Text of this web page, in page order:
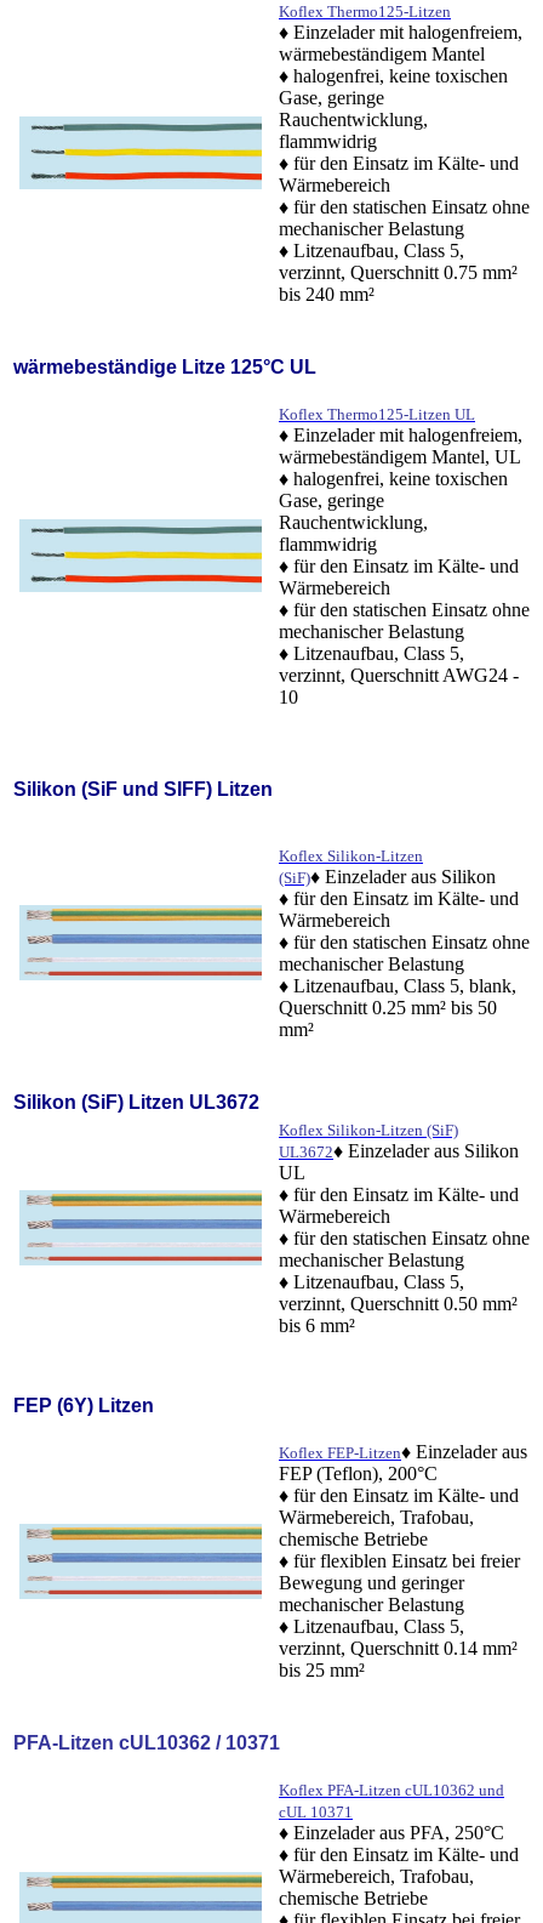
Koflex Thermo125-Litzen
♦ Einzelader mit halogenfreiem,
wärmebeständigem Mantel
♦ halogenfrei, keine toxischen
Gase, geringe
Rauchentwicklung,
flammwidrig
♦ für den Einsatz im Kälte- und
Wärmebereich
♦ für den statischen Einsatz ohne
mechanischer Belastung
♦ Litzenaufbau, Class 5,
verzinnt, Querschnitt 0.75 mm²
bis 240 mm²
wärmebeständige Litze 125°C UL
Koflex Thermo125-Litzen UL
♦ Einzelader mit halogenfreiem,
wärmebeständigem Mantel, UL
♦ halogenfrei, keine toxischen
Gase, geringe
Rauchentwicklung,
flammwidrig
♦ für den Einsatz im Kälte- und
Wärmebereich
♦ für den statischen Einsatz ohne
mechanischer Belastung
♦ Litzenaufbau, Class 5,
verzinnt, Querschnitt AWG24 -
10
Silikon (SiF und SIFF) Litzen
Koflex Silikon-Litzen
(SiF)♦ Einzelader aus Silikon
♦ für den Einsatz im Kälte- und
Wärmebereich
♦ für den statischen Einsatz ohne
mechanischer Belastung
♦ Litzenaufbau, Class 5, blank,
Querschnitt 0.25 mm² bis 50
mm²
Silikon (SiF) Litzen UL3672
Koflex Silikon-Litzen (SiF)
UL3672♦ Einzelader aus Silikon
UL
♦ für den Einsatz im Kälte- und
Wärmebereich
♦ für den statischen Einsatz ohne
mechanischer Belastung
♦ Litzenaufbau, Class 5,
verzinnt, Querschnitt 0.50 mm²
bis 6 mm²
FEP (6Y) Litzen
Koflex FEP-Litzen♦ Einzelader aus
FEP (Teflon), 200°C
♦ für den Einsatz im Kälte- und
Wärmebereich, Trafobau,
chemische Betriebe
♦ für flexiblen Einsatz bei freier
Bewegung und geringer
mechanischer Belastung
♦ Litzenaufbau, Class 5,
verzinnt, Querschnitt 0.14 mm²
bis 25 mm²
PFA-Litzen cUL10362 / 10371
Koflex PFA-Litzen cUL10362 und
cUL 10371
♦ Einzelader aus PFA, 250°C
♦ für den Einsatz im Kälte- und
Wärmebereich, Trafobau,
chemische Betriebe